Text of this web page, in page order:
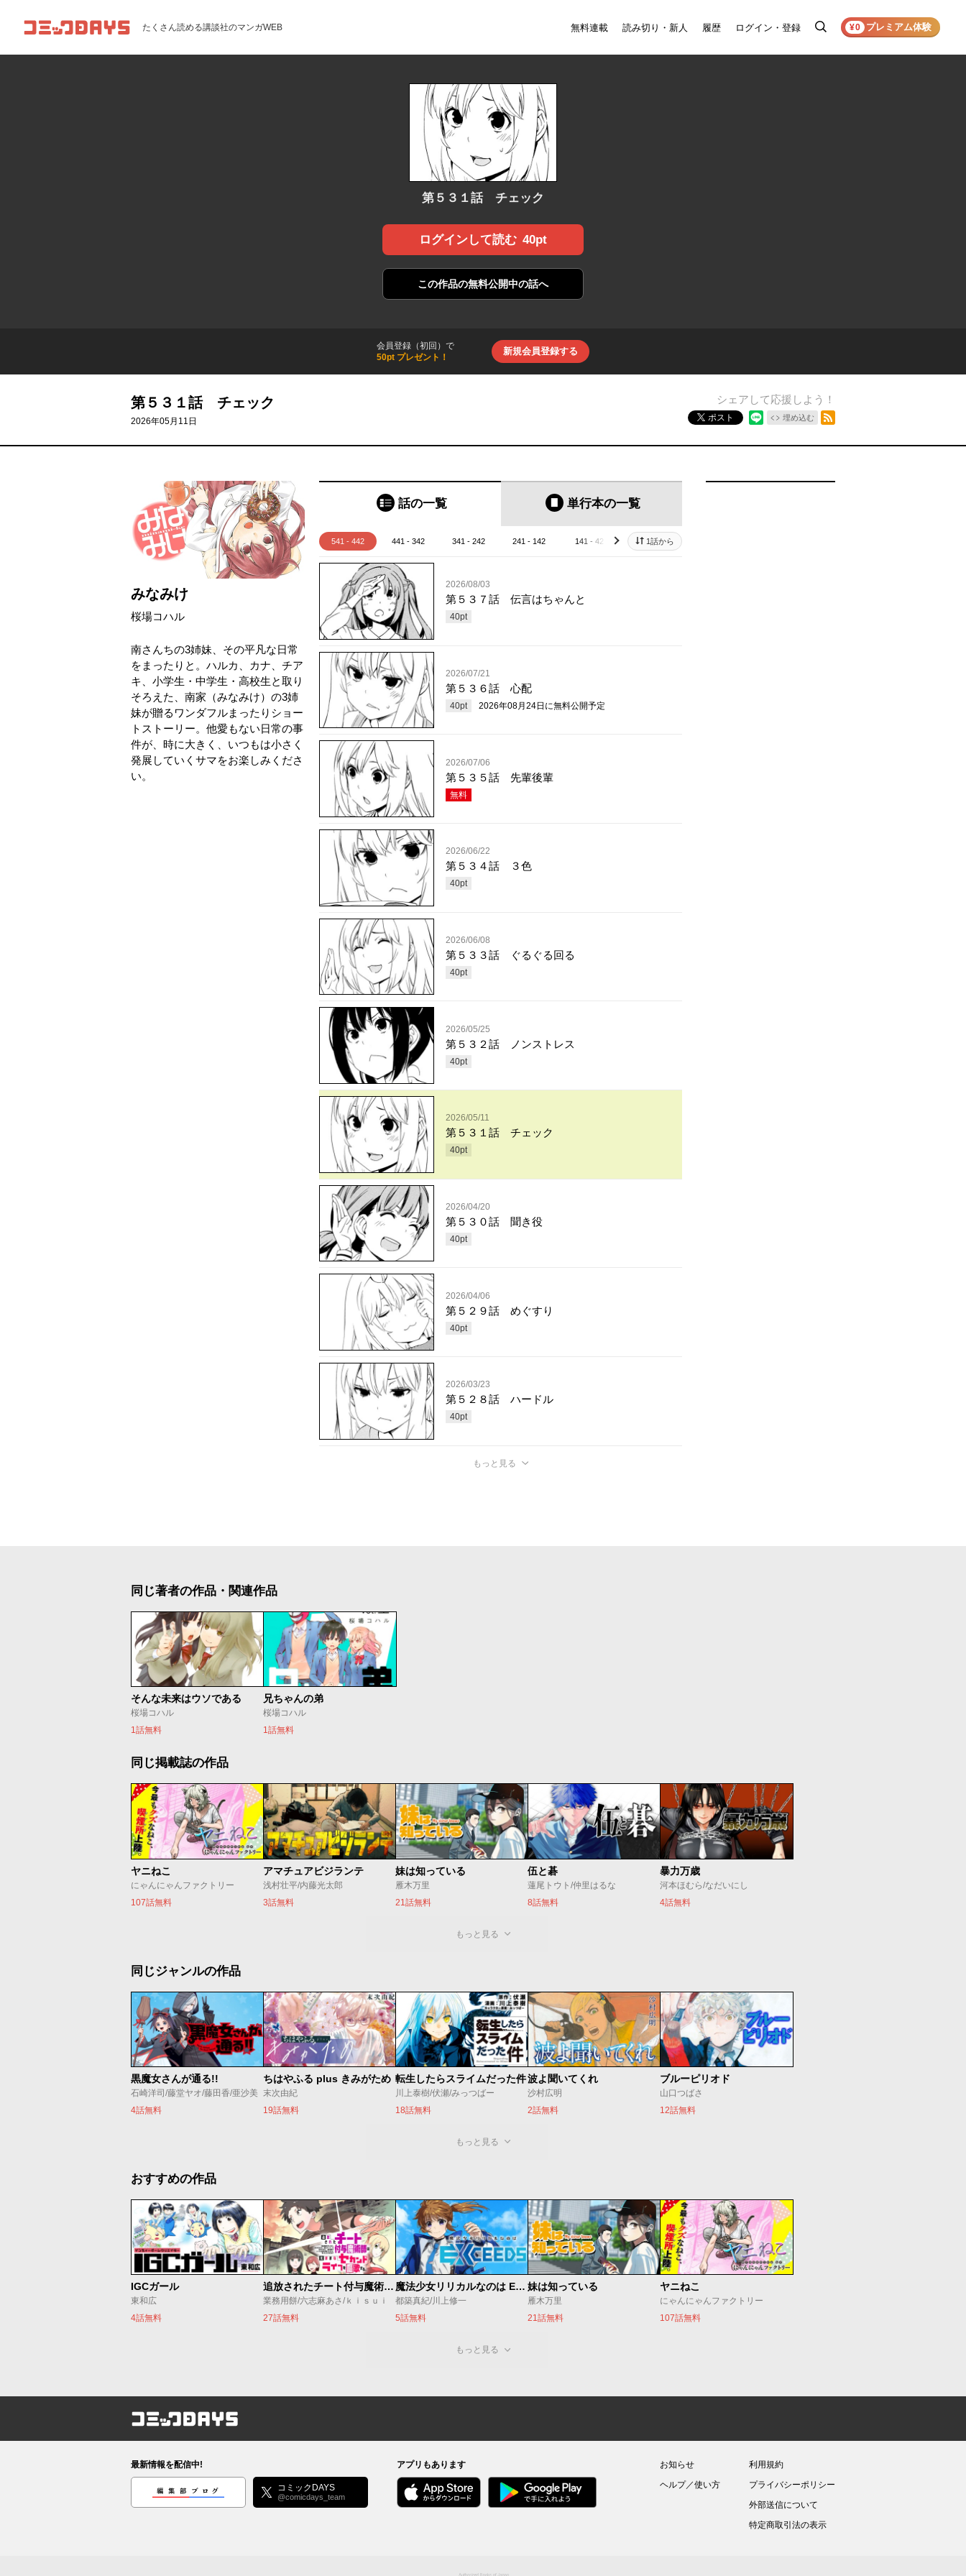
コミックDAYS たくさん読める講談社のマンガWEB 無料連載 読み切り・新人 履歴 ログイン・登録
検
¥0 プレミアム体験
第５３１話 チェック
ログインして読む 40pt
この作品の無料公開中の話へ
会員登録（初回）で
50pt プレゼント！
新規会員登録する
第５３１話 チェック
2026年05月11日
シェアして応援しよう！
ポスト 埋め込む
みなみけ
桜場コハル
南さんちの3姉妹、その平凡な日常
をまったりと。ハルカ、カナ、チア
キ、小学生・中学生・高校生と取り
そろえた、南家（みなみけ）の3姉
妹が贈るワンダフルまったりショー
トストーリー。他愛もない日常の事
件が、時に大きく、いつもは小さく
発展していくサマをお楽しみくださ
い。
話の一覧 単行本の一覧
541 - 442 441 - 342 341 - 242 241 - 142 141 - 42 41 - 1
next 1話から
2026/08/03
第５３７話 伝言はちゃんと
40pt
2026/07/21
第５３６話 心配
40pt 2026年08月24日 に無料公開予定
2026/07/06
第５３５話 先輩後輩
無料
2026/06/22
第５３４話 ３色
40pt
2026/06/08
第５３３話 ぐるぐる回る
40pt
2026/05/25
第５３２話 ノンストレス
40pt
2026/05/11
第５３１話 チェック
40pt
2026/04/20
第５３０話 聞き役
40pt
2026/04/06
第５２９話 めぐすり
40pt
2026/03/23
第５２８話 ハードル
40pt
もっと見る
同じ著者の作品・関連作品
そんな未来はウソである
桜場コハル
1話無料
兄ちゃんの弟
桜場コハル
1話無料
同じ掲載誌の作品
ヤニねこ
にゃんにゃんファクトリー
107話無料
アマチュアビジランテ
浅村壮平/内藤光太郎
3話無料
妹は知っている
雁木万里
21話無料
伍と碁
蓮尾トウト/仲里はるな
8話無料
暴力万歳
河本ほむら/なだいにし
4話無料
もっと見る
同じジャンルの作品
黒魔女さんが通る!!
石崎洋司/藤堂ヤオ/藤田香/亜沙美
4話無料
ちはやふる plus きみがため
末次由紀
19話無料
転生したらスライムだった件
川上泰樹/伏瀬/みっつばー
18話無料
波よ聞いてくれ
沙村広明
2話無料
ブルーピリオド
山口つばさ
12話無料
もっと見る
おすすめの作品
IGCガール
東和広
4話無料
追放されたチート付与魔術師は気ままなセカンドライフを謳歌する。 ～俺は武器だけじゃなく、あらゆるものに『強化ポイント』を付与できるし、俺の意思でいつでも効果を解除できるけど、残った人たち大丈夫？～
業務用餅/六志麻あさ/ｋｉｓｕｉ
27話無料
魔法少女リリカルなのは EXCEEDS
都築真紀/川上修一
5話無料
妹は知っている
雁木万里
21話無料
ヤニねこ
にゃんにゃんファクトリー
107話無料
もっと見る
コミックDAYS
最新情報を配信中!
編集部ブログ コミックDAYS
@comicdays_team
アプリもあります
お知らせ
ヘルプ／使い方
利用規約
プライバシーポリシー
外部送信について
特定商取引法の表示